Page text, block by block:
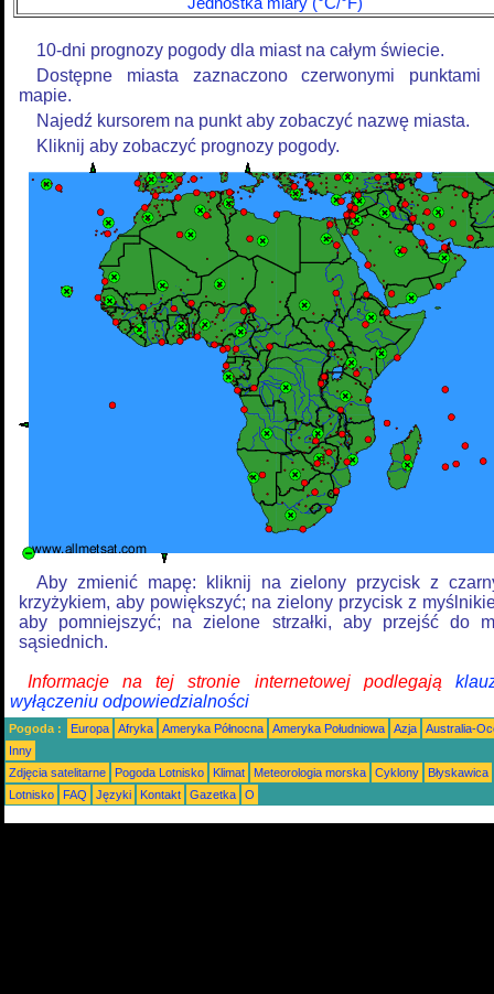
10-dni prognozy pogody dla miast na całym świecie.
Dostępne miasta zaznaczono czerwonymi punktami
mapie.
Najedź kursorem na punkt aby zobaczyć nazwę miasta.
Kliknij aby zobaczyć prognozy pogody.
Aby zmienić mapę: kliknij na zielony przycisk z
krzyżykiem, aby powiększyć; na zielony przycisk z
aby pomniejszyć; na zielone strzałki, aby przejść do
sąsiednich.
Informacje na tej stronie internetowej podlegają
wyłączeniu odpowiedzialności
Pogoda : Europa Afryka Ameryka Północna Ameryka Południowa Azja
Australia-
Inny
Zdjęcia satelitarne
Pogoda Lotnisko Klimat Meteorologia morska Cyklony
Błyskawica
Lotnisko
FAQ Języki Kontakt Gazetka O